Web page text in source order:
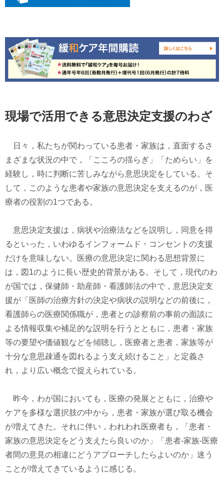
現場で活用できる意思決定支援のわざ
日々，私たちが関わっている患者・家族は，直面するさ
まざまな状況の中で，「こころの揺らぎ」「ためらい」を
経験し，時に判断に苦しみながら意思決定をしている。そ
して，このような患者や家族の意思決定を支えるのが，医
療者の役割の1つである。
意思決定支援は，病状や治療法などを説明し，同意を得
るといった，いわゆるインフォームド・コンセントの支援
だけを意味しない。医療の意思決定に関わる思想背景に
は，図1のように長い歴史的背景がある。そして，現代のわ
が国では，保健師・助産師・看護師法の中で，意思決定支
援が「医師の治療方針の決定や病状の説明などの前後に，
看護師らの医療関係職が，患者との診察前の事前の面談に
よる情報収集や補足的な説明を行うとともに，患者・家族
等の要望や価値観などを傾聴し，医療者と患者，家族等が
十分な意思疎通を図れるよう支え続けること」と定義さ
れ，より広い概念で捉えられている。
昨今，わが国においても，医療の発展とともに，治療や
ケアを多様な選択肢の中から，患者・家族が選び取る機会
が増えてきた。それに伴い，われわれ医療者も，「患者・
家族の意思決定をどう支えたら良いのか」「患者-家族-医療
者間の意見の相違にどうアプローチしたらよいのか」迷う
ことが増えてきているように感じる。